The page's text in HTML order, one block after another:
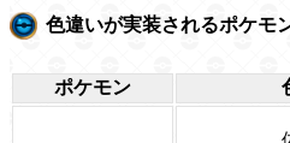
色違いが実装されるポケモ
ポケモン